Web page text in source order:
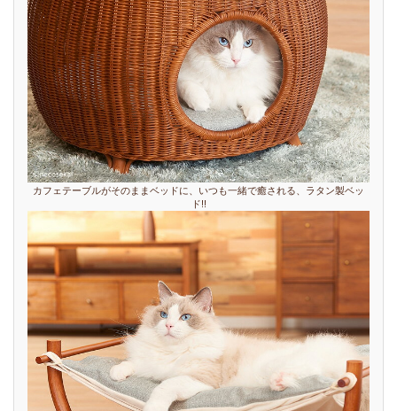
カフェテーブルがそのままベッドに、いつも一緒で癒される、ラタン製ベッ
ド!!